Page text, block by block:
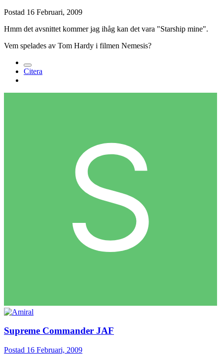
Postad 16 Februari, 2009
Hmm det avsnittet kommer jag ihåg kan det vara "Starship mine".
Vem spelades av Tom Hardy i filmen Nemesis?
Citera
Supreme Commander JAF
Postad 16 Februari, 2009